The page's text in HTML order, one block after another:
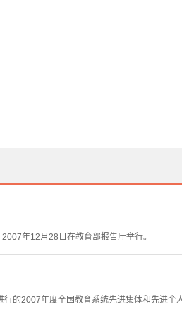
年12月28日在教育部报告厅举行。
行的2007年度全国教育系统先进集体和先进个